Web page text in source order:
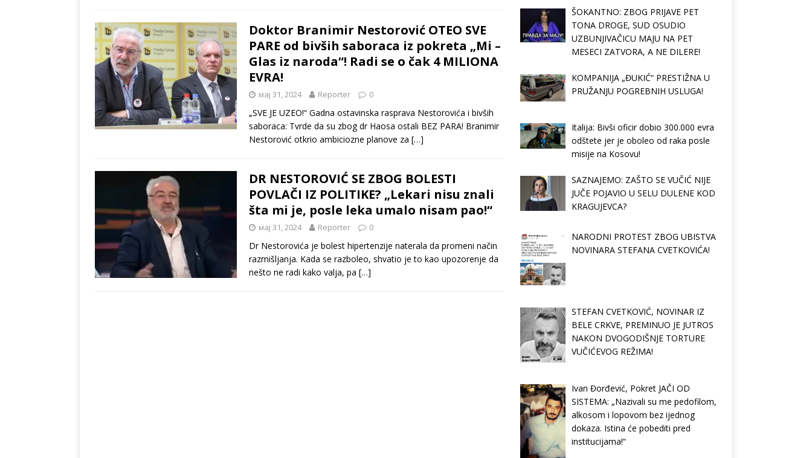
Doktor Branimir Nestorović OTEO SVE
PARE od bivših saboraca iz pokreta „Mi –
Glas iz naroda“! Radi se o čak 4 MILIONA
EVRA!
мај 31, 2024 Reporter 0
„SVE JE UZEO!“ Gadna ostavinska rasprava Nestorovića i bivših
saboraca: Tvrde da su zbog dr Haosa ostali BEZ PARA! Branimir
Nestorović otkrio ambiciozne planove za […]
DR NESTOROVIĆ SE ZBOG BOLESTI
POVLAČI IZ POLITIKE? „Lekari nisu znali
šta mi je, posle leka umalo nisam pao!“
мај 31, 2024 Reporter 0
Dr Nestorovića je bolest hipertenzije naterala da promeni način
razmišljanja. Kada se razboleo, shvatio je to kao upozorenje da
nešto ne radi kako valja, pa […]
ŠOKANTNO: ZBOG PRIJAVE PET
TONA DROGE, SUD OSUDIO
UZBUNJIVAČICU MAJU NA PET
MESECI ZATVORA, A NE DILERE!
KOMPANIJA „ĐUKIĆ“ PRESTIŽNA U
PRUŽANJU POGREBNIH USLUGA!
Italija: Bivši oficir dobio 300.000 evra
odštete jer je oboleo od raka posle
misije na Kosovu!
SAZNAJEMO: ZAŠTO SE VUČIĆ NIJE
JUČE POJAVIO U SELU DULENE KOD
KRAGUJEVCA?
NARODNI PROTEST ZBOG UBISTVA
NOVINARA STEFANA CVETKOVIĆA!
STEFAN CVETKOVIĆ, NOVINAR IZ
BELE CRKVE, PREMINUO JE JUTROS
NAKON DVOGODIŠNJE TORTURE
VUČIĆEVOG REŽIMA!
Ivan Đorđević, Pokret JAČI OD
SISTEMA: „Nazivali su me pedofilom,
alkosom i lopovom bez ijednog
dokaza. Istina će pobediti pred
institucijama!“